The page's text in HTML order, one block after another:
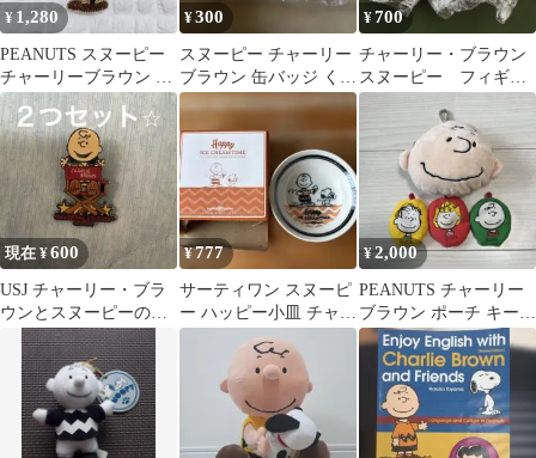
¥ 1,280
PEANUTS スヌーピー
チャーリーブラウン キ
ラキラキーホルダー
10cm
¥300
スヌーピー チャーリー
ブラウン 缶バッジ くら
寿司
¥700
チャーリー・ブラウン
スヌーピー フィギュ
ア
現在 ¥600
USJ チャーリー・ブラ
ウンとスヌーピーのピ
¥777
サーティワン スヌーピ
ー ハッピー小皿 チャー
リーブラウン
¥2,000
PEANUTS チャーリー
ブラウン ポーチ キーホ
ルダー